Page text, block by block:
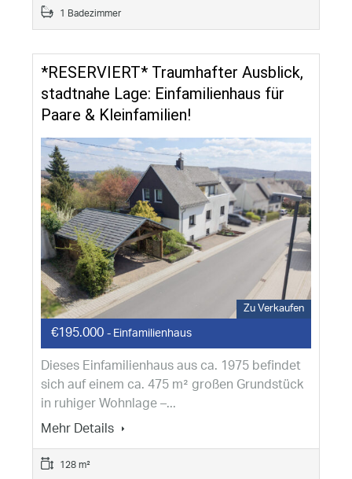
1 Badezimmer
*RESERVIERT* Traumhafter Ausblick,
stadtnahe Lage: Einfamilienhaus für
Paare & Kleinfamilien!
Zu Verkaufen
€195.000 - Einfamilienhaus
Dieses Einfamilienhaus aus ca. 1975 befindet
sich auf einem ca. 475 m² großen Grundstück
in ruhiger Wohnlage –...
Mehr Details
128 m²